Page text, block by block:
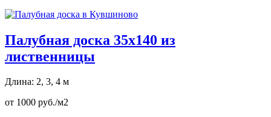
Палубная доска 35х140 из
лиственницы
Длина: 2, 3, 4 м
от 1000 руб./м2